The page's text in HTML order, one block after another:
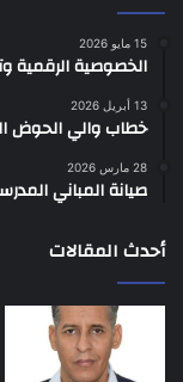
15 مايو 2026
الخصوصية الرقمية
13 أبريل 2026
خطاب والي الحوض
28 مارس 2026
صيانة المباني
أحدث المقالات